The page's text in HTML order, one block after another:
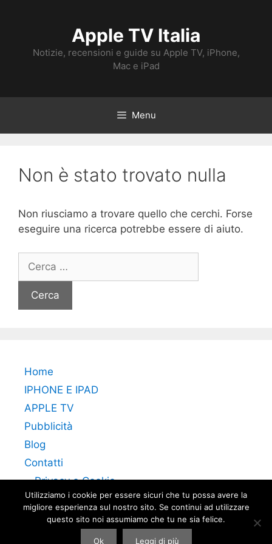
Apple TV Italia
Notizie, recensioni e guide su Apple TV, iPhone,
Mac e iPad
Menu
Non è stato trovato nulla
Non riusciamo a trovare quello che cerchi. Forse
eseguire una ricerca potrebbe essere di aiuto.
per:
Home
IPHONE E IPAD
APPLE TV
Pubblicità
Blog
Contatti
Privacy e Cookie
Utilizziamo i cookie per essere sicuri che tu possa avere la
migliore esperienza sul nostro sito. Se continui ad utilizzare
questo sito noi assumiamo che tu ne sia felice.
Ok Leggi di più